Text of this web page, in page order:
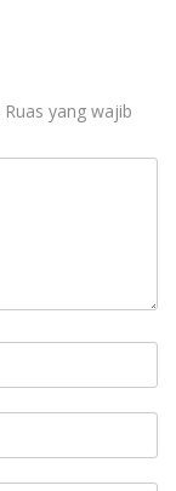
Ruas yang wajib